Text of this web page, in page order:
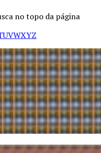
no topo da página
UVWXYZ